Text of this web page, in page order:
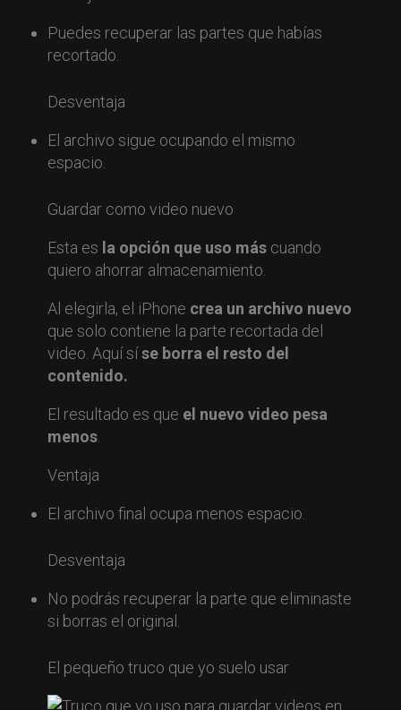
Puedes recuperar las partes que habías
recortado.
Desventaja
El archivo sigue ocupando el mismo
espacio.
Guardar como video nuevo
Esta es la opción que uso máscuando
quiero ahorrar almacenamiento.
Al elegirla, el iPhone crea un archivo nuevo
que solo contiene la parte recortada del
video. Aquí síse borra el resto del
contenido.
El resultado es que el nuevo video pesa
menos.
Ventaja
El archivo final ocupa menos espacio.
Desventaja
No podrás recuperar la parte que eliminaste
si borras el original.
El pequeño truco que yo suelo usar